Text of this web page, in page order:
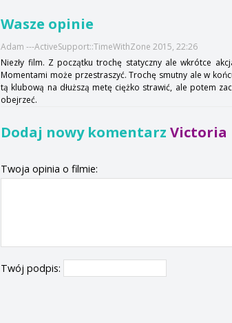
Wasze opinie
Adam ---ActiveSupport::TimeWithZone 2015, 22:26
Niezły film. Z początku trochę statyczny ale wkrótce
Momentami może przestraszyć. Trochę smutny ale w
tą klubową na dłuższą metę ciężko strawić, ale potem
obejrzeć.
Dodaj nowy komentarzVictoria
Twoja opinia o filmie:
Twój podpis: